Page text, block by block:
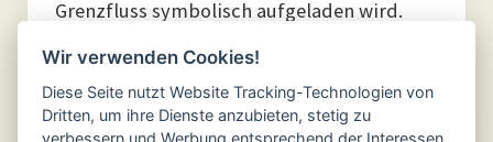
Wir verwenden Cookies!
Diese Seite nutzt Website Tracking-Technologien von
Dritten, um ihre Dienste anzubieten, stetig zu
Grenzfluss symbolisch aufgeladen wird.
Seitennummerierung